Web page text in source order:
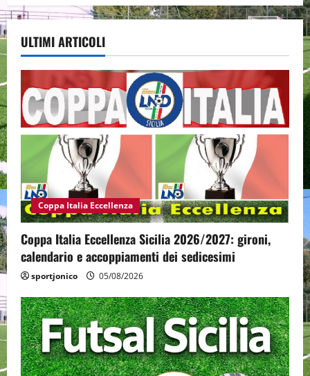
ULTIMI ARTICOLI
Coppa Italia Eccellenza
Coppa Italia Eccellenza Sicilia 2026/2027: gironi,
calendario e accoppiamenti dei sedicesimi
sportjonico 05/08/2026